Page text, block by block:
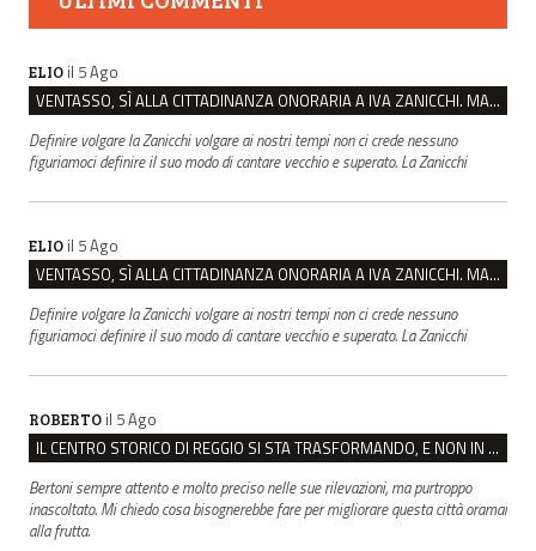
ELIO il 5 Ago
VENTASSO, SÌ ALLA CITTADINANZA ONORARIA A IVA ZANICCHI. MA BARGIACCHI: “È DI PESSIMO GUSTO”
Definire volgare la Zanicchi volgare ai nostri tempi non ci crede nessuno
figuriamoci definire il suo modo di cantare vecchio e superato. La Zanicchi
ELIO il 5 Ago
VENTASSO, SÌ ALLA CITTADINANZA ONORARIA A IVA ZANICCHI. MA BARGIACCHI: “È DI PESSIMO GUSTO”
Definire volgare la Zanicchi volgare ai nostri tempi non ci crede nessuno
figuriamoci definire il suo modo di cantare vecchio e superato. La Zanicchi
ROBERTO il 5 Ago
IL CENTRO STORICO DI REGGIO SI STA TRASFORMANDO, E NON IN MEGLIO
Bertoni sempre attento e molto preciso nelle sue rilevazioni, ma purtroppo
inascoltato. Mi chiedo cosa bisognerebbe fare per migliorare questa città oramai
alla frutta.